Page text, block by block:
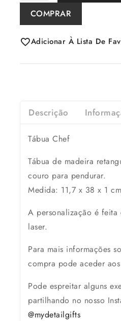
COMPRAR
Adicionar À Lista De
Descrição
Tábua Chef
Tábua de madeira
couro para pendurar.
Medida: 11,7 x 38 x 1 cm
A personalização é feita
laser.
Para mais informações
compra pode aceder aos
Pode espreitar alguns
partilhando no nosso
@mydetailgifts